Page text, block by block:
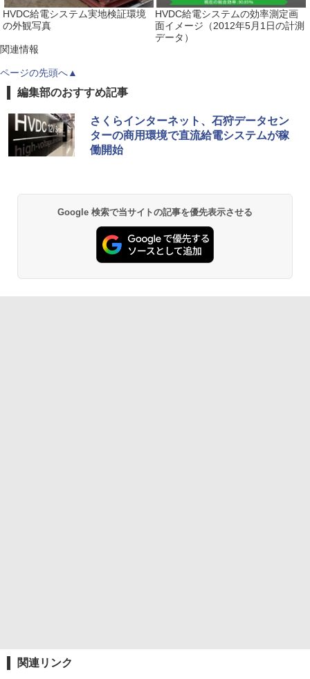
HVDC給電システム実地検証環境
の外観写真
HVDC給電システムの効率測定画
面イメージ（2012年5月1日の計測
データ）
関連情報
ページの先頭へ▲
編集部のおすすめ記事
さくらインターネット、石狩データセン
ターの商用環境で直流給電システムが稼
働開始
Google 検索で当サイトの記事を優先表示させる
関連リンク